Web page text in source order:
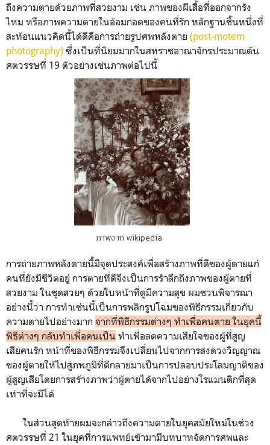
ถึงความตายด้วยภาพที่สวยงาม เช่น ภาพของผีเสื้อที่ออกจากรัง
ไหม หรือภาพความตายในอ้อมกอดของคนที่รัก หลักฐานชิ้นหนึ่งที่
สะท้อนแนวคิดนี้ได้ดีคือการถ่ายรูปศพหลังตาย (post-motem
photography) ซึ่งเป็นที่นิยมมากในสหราชอาณาจักรประมาณต้น
ศตวรรษที่ 19 ตัวอย่างเช่นภาพต่อไปนี้
ภาพจาก wikipedia
การถ่ายภาพหลังตายนี้มีจุดประสงค์เพื่อสร้างภาพที่ดีของผู้ตายแก่
คนที่ยังมีชีวิตอยู่ การตายที่ดีจึงเป็นการรำลึกถึงภาพของผู้ตายที่
สวยงาม ในชุดสวยๆ ด้วยใบหน้าที่ดูมีความสุข ผมชวนพิจารณา
อย่างนี้ว่า การทำเช่นนี้เป็นการพลิกรูปโฉมของพิธีกรรมเกี่ยวกับ
ความตายไปอย่างมาก จากที่พิธีกรรมต่างๆ ทำเพื่อคนตาย ในยุคนี้
พิธีต่างๆ กลับทำเพื่อคนเป็น ทำเพื่อลดความเสียใจของผู้ที่สูญ
เสียคนรัก หน้าที่ของพิธีกรรมจึงเปลี่ยนไปจากการส่งดวงวิญญาณ
ของผู้ตายให้ไปสู่ภพภูมิที่ดีกลายมาเป็นการปลอบประโลมญาติของ
ผู้สูญเสียโดยการสร้างภาพว่าผู้ตายได้จากไปอย่างโรแมนติกที่สุด
เท่าที่จะมีได้
ในส่วนสุดท้ายผมจะกล่าวถึงความตายในยุคสมัยใหม่ในช่วง
ศตวรรษที่ 21 ในยุคที่การแพทย์เข้ามามีบทบาทจัดการศพและ